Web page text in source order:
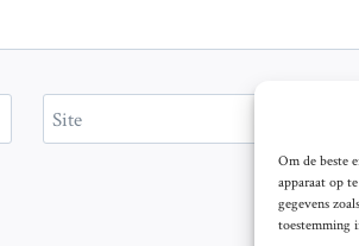
Om de beste
apparaat op
gegevens
toestemming
Site